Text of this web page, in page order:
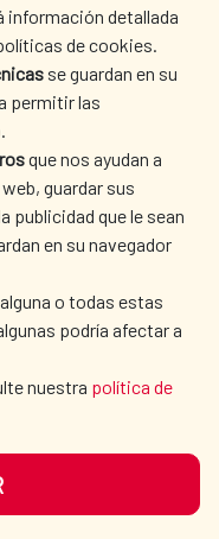
información detallada
de cookies.
se guardan en su
permitir las
que nos ayudan a
guardar sus
publicidad que le sean
en su navegador
o todas estas
podría afectar a
nuestra política de
DO WE COOPERATE?
PRESS ROOM
LIBRARY